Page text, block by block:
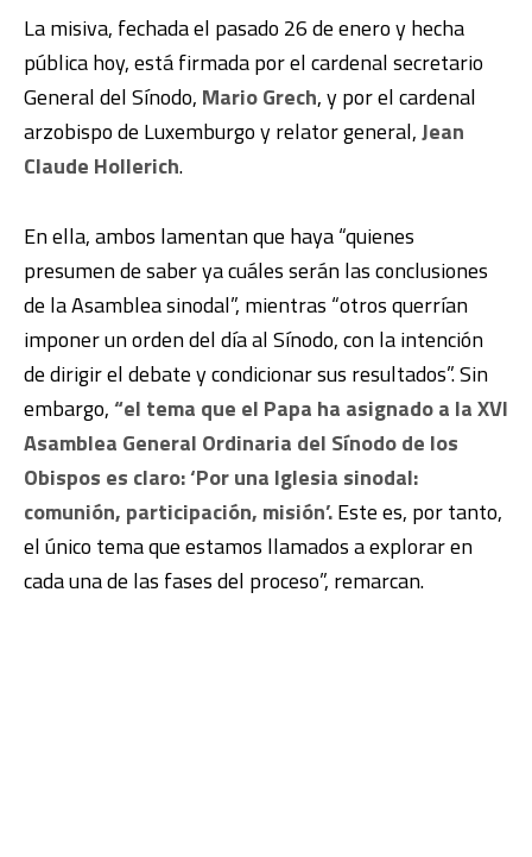
La misiva, fechada el pasado 26 de enero y hecha
pública hoy, está firmada por el cardenal secretario
General del Sínodo, Mario Grech, y por el cardenal
arzobispo de Luxemburgo y relator general,Jean
Claude Hollerich.
En ella, ambos lamentan que haya “quienes
presumen de saber ya cuáles serán las conclusiones
de la Asamblea sinodal”, mientras “otros querrían
imponer un orden del día al Sínodo, con la intención
de dirigir el debate y condicionar sus resultados”. Sin
embargo,“el tema que el Papa ha asignado a la XVI
Asamblea General Ordinaria del Sínodo de los
Obispos es claro: ‘Por una Iglesia sinodal:
comunión, participación, misión’.Este es, por tanto,
el único tema que estamos llamados a explorar en
cada una de las fases del proceso”, remarcan.